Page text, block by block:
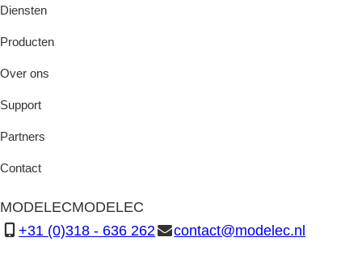
Diensten
Producten
Over ons
Support
Partners
Contact
MODELECMODELEC
+31 (0)318 - 636 262
contact@modelec.nl